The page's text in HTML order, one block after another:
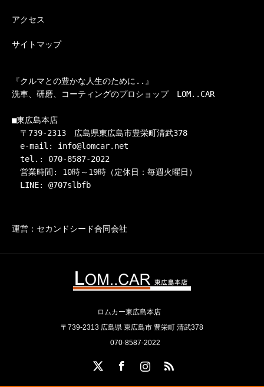
アクセス
サイトマップ
『クルマとの豊かな人生のために..』
洗車、研磨、コーティングのプロショップ　LOM..CAR
■東広島本店
〒739-2313　広島県東広島市豊栄町清武378
e-mail: info@lomcar.net
tel.: 070-8587-2022
営業時間: 10時～19時（定休日：毎週火曜日）
LINE: @707slbfb
運営：セカンドシード合同会社
ロムカー東広島本店
〒739-2313 広島県 東広島市 豊栄町 清武378
070-8587-2022
InstagramRSS